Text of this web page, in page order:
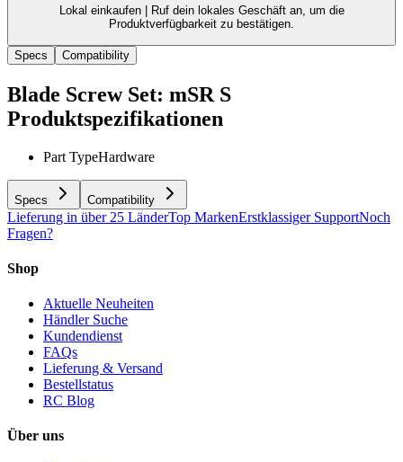
Lokal einkaufen |
Ruf dein lokales Geschäft an, um die
Produktverfügbarkeit zu bestätigen.
Specs Compatibility
Blade Screw Set: mSR S
Produktspezifikationen
Part TypeHardware
Specs Compatibility
Lieferung in über 25 LänderTop MarkenErstklassiger SupportNoch
Fragen?
Shop
Aktuelle Neuheiten
Händler Suche
Kundendienst
FAQs
Lieferung & Versand
Bestellstatus
RC Blog
Über uns